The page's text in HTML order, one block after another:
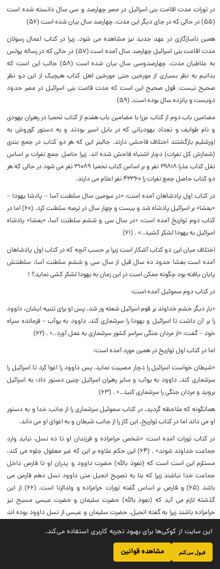
در تورات مدت اقامت بنى اسرائیل در مصر چهارصد و سى سال دانسته شده است
(۵۵) در حالى که در جاى دیگر این مدت، چهارصد سال بیان شده است (۵۶)
همین ناسازگارى در عهد جدید نیز مشاهده مى شود. زیرا در کتاب اعمال رسولان
مدت اقامت بنى اسرائیل چهارصد سال آمده است (۵۷) در حالى که در رساله پولس
به علاطیان مدت، چهارصدوسى سال بیان شده است (۵۸) جالب این است که
بدانیم به نظر بسیارى از مورخین حتى مورخین اهل کتاب هیچیک از این دو نظر
صحیح نیست. قول صحیح این است که مدت قامت بنى اسرائیل در مصر حدود
دویست و پانزده سال بوده است. (۵۹)
مضامین باب دوم از کتاب عزرا با مضامین باب هفتم از کتاب نحمیا در رهبران یهودى
و نام طوایف و تعداد یهودیانى که در بابل اسیر بودند و به دستور کوروش به
اورشلیم بازگشتند اختلاف فاحشى دارند. جالبتر این که هر دو کتاب در جمع بندى
(شمارش کل نفرات) دچار اشتباه فاحش شده اند. زیرا حاصل جمع نفرات بر اساس
نقل کتاب عذرا ۲۹۸۱۸ نفر و بر اساس کتاب نحمیا ۳۱۰۸۹ نفر مى شود در حالى که هر
دو کتاب حاصل جمع نفرات را ۴۲۳۶۰ نفر اعلام مى دارند.
در کتاب اول پادشاهان آمده است: «در سومین سال سلطنت آسا – پادشا یهودا –
«بعشا» بر اسرائیل پادشاه شد و بیست و چهار سال در ترصه سلطنت کرد. (۶۰) اما در
کتاب دوم تواریخ آمده است: «در سال سى و ششم سلطنت آسا، «بعشا» پادشاه
اسرائیل به یهودا لشکر کشید..» . (۶۱)
اختلاف میان این دو کتاب آشکار است زیرا بر حسب آنچه که در کتاب اول پادشاهان
آمده است بعشا حدود ده سال قبل از سال سى و ششم سلطنت آسا، سلطنتش
پایان یافته بود چگونه ممکن است در این زمان به یهودا لشکر کشى نماید؟ !
در کتاب دوم سموئیل آمده است:
«بار دیگر خشم خداوند بر قوم اسرائیل شعله ور شد. پس او براى تنبیه ایشان، داوود
را بر آن داشت تا اسرائیل و یهودا را سرشمارى کند. داوود به یوآب – فرمانده سپاه
خود – گفت: «از مردان جنگى سراسر کشور سرشمارى به عمل آورد..» . (۶۲)
اما در کتاب اول تواریخ در همین مورد آمده است:
«شیطان خواست اسرائیل را دچار مصیبت نماید. پس داوود را اغوا کرد تا اسرائیل را
سرشمارى کند. داوود به یوآب و سایر رهبران اسرائیل چنین دستور داد: به اسرائیل
بروید و مردان جنگى را سرشمارى کنید..» . (۶۳)
همانگونه که ملاحظه گردید، در کتاب سموئیل سرشمارى را از جانب خدا و به دستور
او مى داند اما در کتاب تواریخ، این کار را از جانب شیطان و به اغواى او مى داند.
در کتاب تورات آمده است: «شخص حرامزاده و فرزندان او تا ده نسل، نباید وارد
جماعت خداوند شوند» . (۶۴) این حکم علاوه بر این که غیر معقول جلوه مى کند،
مستلزم این است است که (نعوذ بالله) حضرت داوود و پدران او تا فارص داخل
جماعت خدا نباشند زیرا که بنا به تصریح انجیل متى داوود نسل دهم فارص مى
باشد (۶۵) و فارص بر اساس گفته تورات حرامزاده و ولدالزنا است. (۶۶) از این
گذشته لازم مى آید که (نعوذ بالله) حضرت سلیمان و حضرت عیسى مسیح نیز
حرامزاده باشند زیرا به گفته انجیل، حضرت سلیمان و عیسى از نسل داوود بوده اند
داخل در جماعت خدا نباشند زیرا به گفته تورات حضرت ابراهیم با خواهر ناتنى خود
این سایت از کوکی‌ها برای بهبود تجربه کاربری استفاده می‌کند.
قبول می‌کنم مشاهده قوانین